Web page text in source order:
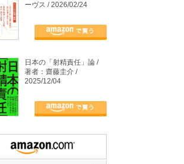
ーヴス / 2026/02/24
日本の「射精責任」論 /
著者：齋藤圭介 /
2025/12/04